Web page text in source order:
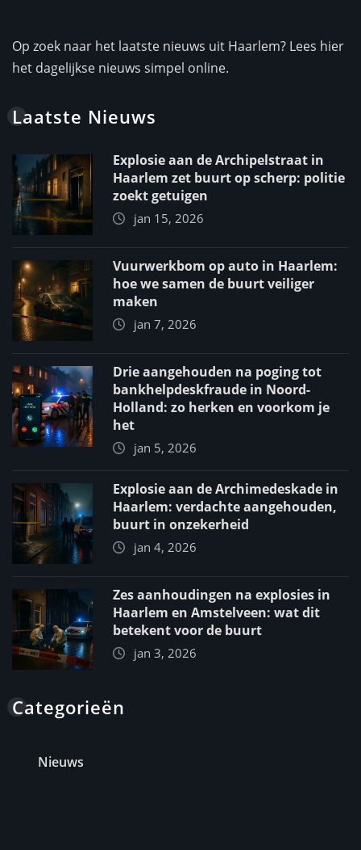
Op zoek naar het laatste nieuws uit Haarlem? Lees hier
het dagelijkse nieuws simpel online.
Laatste Nieuws
Explosie aan de Archipelstraat in
Haarlem zet buurt op scherp: politie
zoekt getuigen
jan 15, 2026
Vuurwerkbom op auto in Haarlem:
hoe we samen de buurt veiliger
maken
jan 7, 2026
Drie aangehouden na poging tot
bankhelpdeskfraude in Noord-
Holland: zo herken en voorkom je
het
jan 5, 2026
Explosie aan de Archimedeskade in
Haarlem: verdachte aangehouden,
buurt in onzekerheid
jan 4, 2026
Zes aanhoudingen na explosies in
Haarlem en Amstelveen: wat dit
betekent voor de buurt
jan 3, 2026
Categorieën
Nieuws